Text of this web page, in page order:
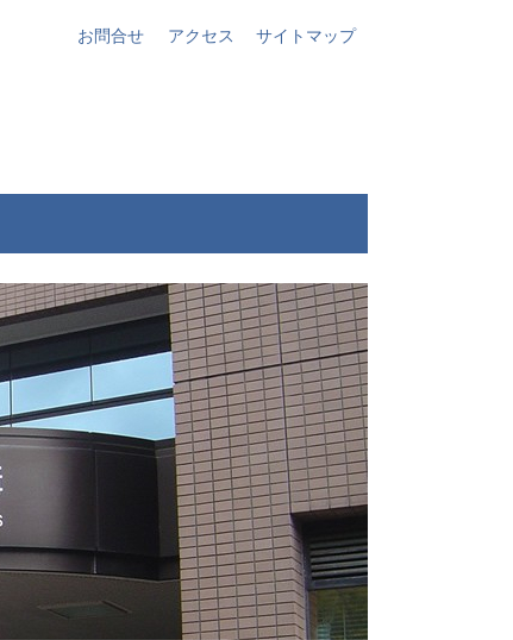
サイトマップ
アクセス
お問合せ